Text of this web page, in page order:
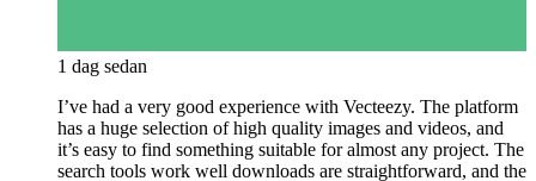
1 dag sedan
I’ve had a very good experience with Vecteezy. The platform
has a huge selection of high quality images and videos, and
it’s easy to find something suitable for almost any project. The
search tools work well downloads are straightforward, and the